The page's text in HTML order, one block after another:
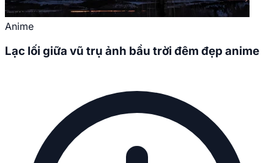
Anime
Lạc lối giữa vũ trụ ảnh bầu trời đêm đẹp anime